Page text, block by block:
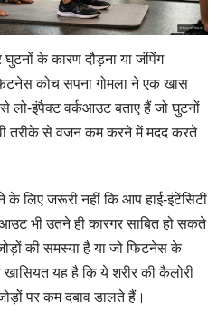
के कारण दौड़ना या जंपिंग
कोच सपना गोमला ने एक खास
लो-इंपैक्ट वर्कआउट बताए हैं जो घुटनों
तरीके से वजन कम करने में मदद करते
लिए जरूरी नहीं कि आप हाई-इंटेंसिटी
भी उतने ही कारगर साबित हो सकते
की समस्या है या जो फिटनेस के
यह है कि ये शरीर की कैलोरी
पर कम दबाव डालते हैं।